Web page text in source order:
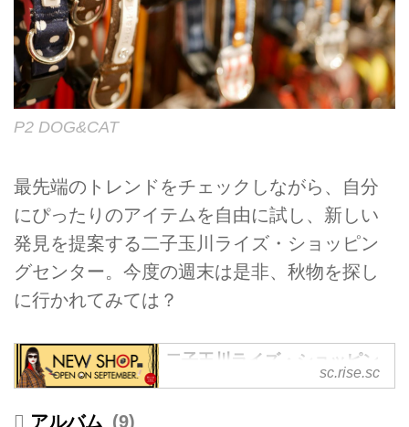
P2 DOG&CAT
最先端のトレンドをチェックしながら、自分
にぴったりのアイテムを自由に試し、新しい
発見を提案する二子玉川ライズ・ショッピン
グセンター。今度の週末は是非、秋物を探し
に行かれてみては？
二子玉川ライズ・ショッピン
グセンター 公式サイトsc.rise.sc
9